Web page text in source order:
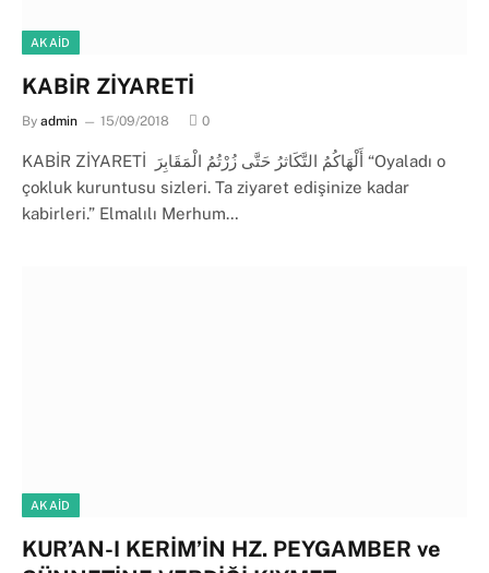
AKAID
KABİR ZİYARETİ
By admin 15/09/2018 0
KABİR ZİYARETİ ‎ أَلْهَاكُمُ التَّكَاثرُ حَتَّى زُرْتُمُ الْمَقَابِرَ “Oyaladı o
çokluk kuruntusu sizleri. Ta ziyaret edişinize kadar
kabirleri.” Elmalılı Merhum…
AKAID
KUR’AN-I KERİM’İN HZ. PEYGAMBER ve